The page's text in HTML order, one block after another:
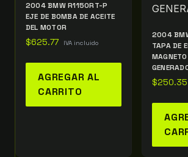
2004 BMW R1150RT-P
EJE DE BOMBA DE ACEITE
DEL MOTOR
$625.77 IVA incluido
AGREGAR AL
CARRITO
2004
TAPA DE
$250.35